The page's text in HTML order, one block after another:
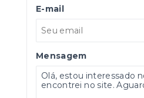
E-mail
Mensagem